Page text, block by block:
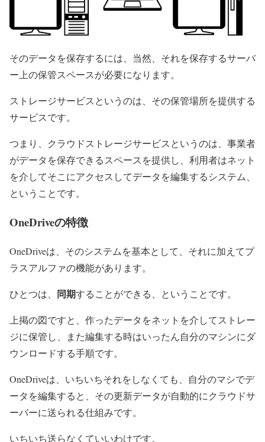
そのデータを保存するには、当然、それを保存するサーバ
ー上の保管スペースが必要になります。
ストレージサービスというのは、その保管場所を提供する
サービスです。
つまり、クラウドストレージサービスというのは、事業者
がデータを保存できるスペースを提供し、利用者はネット
を介してそこにアクセスしてデータを編集するシステム、
ということです。
OneDriveの特徴
OneDriveは、そのシステムを基本として、それに加えてプ
ラスアルファの機能があります。
ひとつは、 同期することができる、ということです。
上掲の図ですと、作ったデータをネットを介してストレー
ジに保管し、また編集する時はいったん自分のマシンにダ
ウンロードする手順です。
OneDriveは、いちいちそれをしなくても、自分のマシでデ
ータを編集すると、その更新データが自動的にクラウドサ
ーバーに送られる仕組みです。
いちいち送らなくていいわけです。